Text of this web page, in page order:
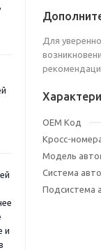
и
Для
OEM Код
Кросс-
Модель
Система
Подсистема